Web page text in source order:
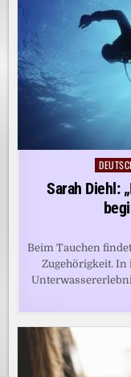
Posted
in
Sarah Diehl:
Beim Tauchen
Zugehörigkeit.